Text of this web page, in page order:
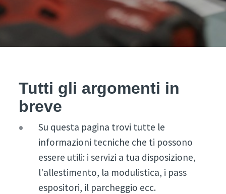
Tutti gli argomenti in
breve
Su questa pagina trovi tutte le
informazioni tecniche che ti possono
essere utili: i servizi a tua disposizione,
l'allestimento, la modulistica, i pass
espositori, il parcheggio ecc.